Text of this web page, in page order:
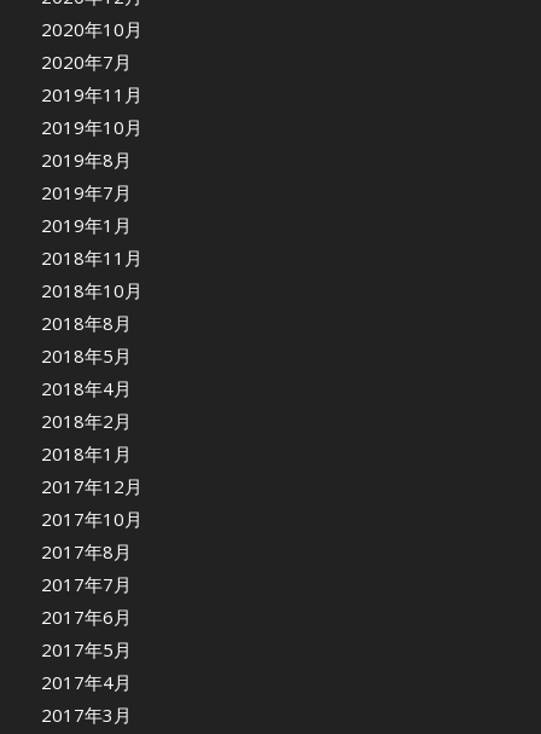
2020年10月
2020年7月
2019年11月
2019年10月
2019年8月
2019年7月
2019年1月
2018年11月
2018年10月
2018年8月
2018年5月
2018年4月
2018年2月
2018年1月
2017年12月
2017年10月
2017年8月
2017年7月
2017年6月
2017年5月
2017年4月
2017年3月